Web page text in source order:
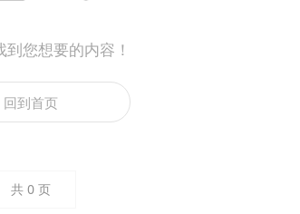
您想要的内容！
回到首页
共 0 页